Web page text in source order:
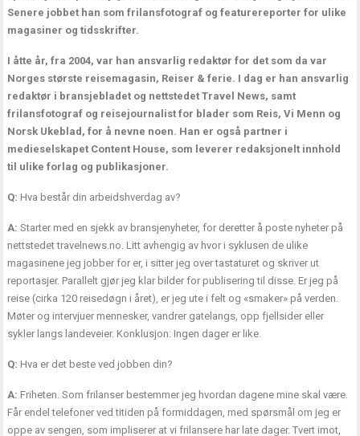
Senere jobbet han som frilansfotograf og featurereporter for ulike
magasiner og tidsskrifter.
I åtte år, fra 2004, var han ansvarlig redaktør for det som da var
Norges største reisemagasin, Reiser & ferie. I dag er han ansvarlig
redaktør i bransjebladet og nettstedet Travel News, samt
frilansfotograf og reisejournalist for blader som Reis, Vi Menn og
Norsk Ukeblad, for å nevne noen. Han er også partner i
medieselskapet Content House, som leverer redaksjonelt innhold
til ulike forlag og publikasjoner.
Q: Hva består din arbeidshverdag av?
A: Starter med en sjekk av bransjenyheter, for deretter å poste nyheter på
nettstedet travelnews.no. Litt avhengig av hvor i syklusen de ulike
magasinene jeg jobber for er, i sitter jeg over tastaturet og skriver ut
reportasjer. Parallelt gjør jeg klar bilder for publisering til disse. Er jeg på
reise (cirka 120 reisedøgn i året), er jeg ute i felt og «smaker» på verden.
Møter og intervjuer mennesker, vandrer gatelangs, opp fjellsider eller
sykler langs landeveier. Konklusjon: Ingen dager er like.
Q: Hva er det beste ved jobben din?
A: Friheten. Som frilanser bestemmer jeg hvordan dagene mine skal være.
Får endel telefoner ved titiden på formiddagen, med spørsmål om jeg er
oppe av sengen, som impliserer at vi frilansere har late dager. Tvert imot,